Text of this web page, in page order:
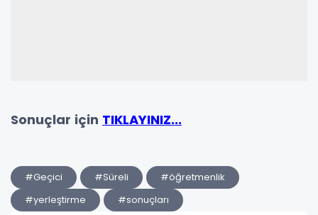
Sonuçlar için TIKLAYINIZ...
#Geçici #Süreli
#öğretmenlik
#yerleştirme
#sonuçları